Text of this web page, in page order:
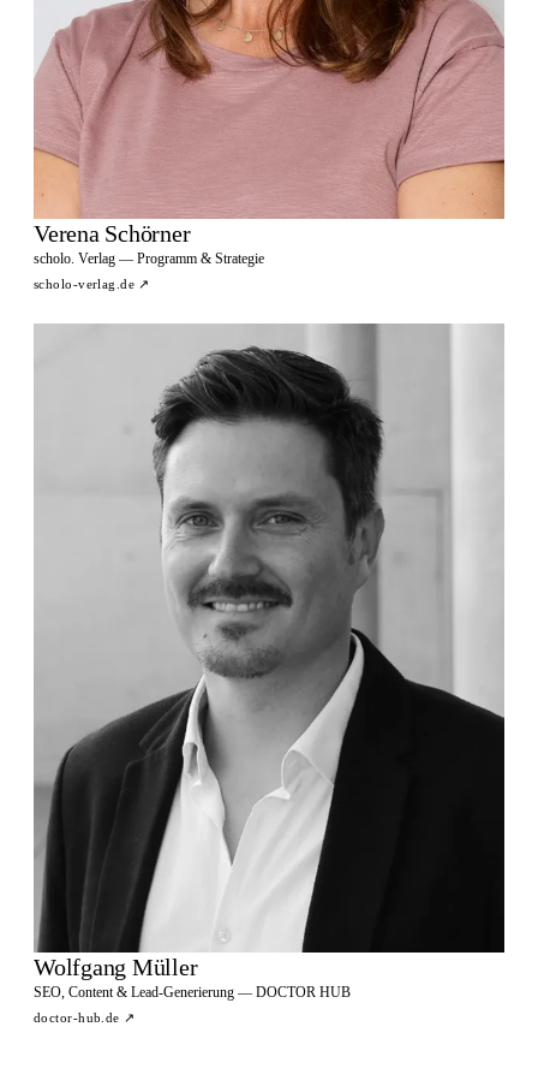
Verena Schörner
scholo. Verlag — Programm & Strategie
scholo-verlag.de ↗
Wolfgang Müller
SEO, Content & Lead-Generierung — DOCTOR HUB
doctor-hub.de ↗